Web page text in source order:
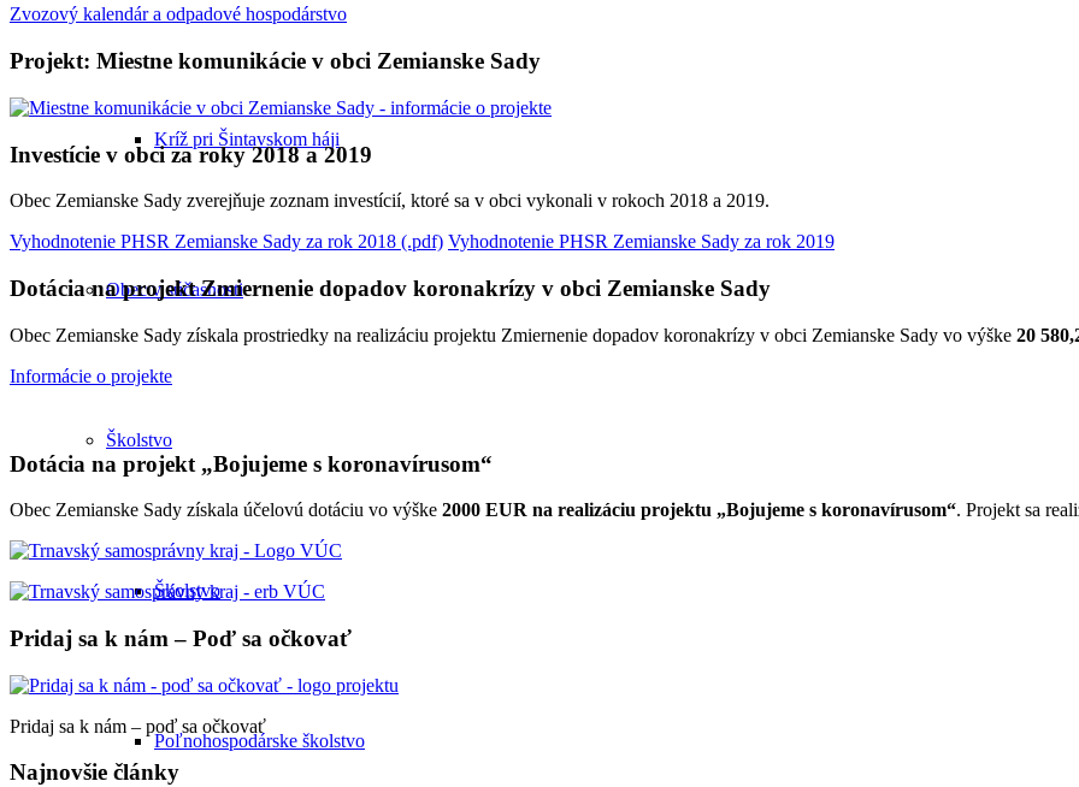
Kríž pri Šintavskom háji
Obec v súčasnosti
Školstvo
Školstvo
Poľnohospodárske školstvo
Zvozový kalendár a odpadové hospodárstvo
Projekt: Miestne komunikácie v obci Zemianske Sady
Investície v obci za roky 2018 a 2019
Obec Zemianske Sady zverejňuje zoznam investícií, ktoré sa v obci vykonali v rokoch 2018 a 2019.
Vyhodnotenie PHSR Zemianske Sady za rok 2018 (.pdf) Vyhodnotenie PHSR Zemianske Sady za rok 2019
Dotácia na projekt Zmiernenie dopadov koronakrízy v obci Zemianske Sady
Obec Zemianske Sady získala prostriedky na realizáciu projektu Zmiernenie dopadov koronakrízy v obci Zemianske Sady vo výške 20
Informácie o projekte
Dotácia na projekt „Bojujeme s koronavírusom“
Obec Zemianske Sady získala účelovú dotáciu vo výške 2000 EUR na realizáciu projektu „Bojujeme s koronavírusom“. Projekt sa
Pridaj sa k nám – Poď sa očkovať
Pridaj sa k nám – poď sa očkovať
Najnovšie články